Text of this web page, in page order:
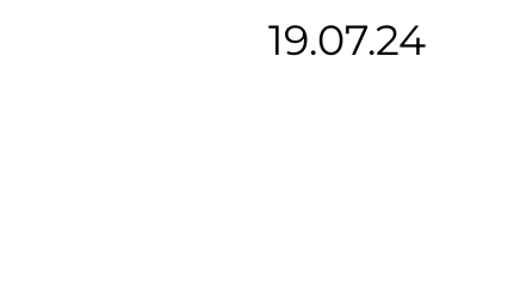
19.07.24